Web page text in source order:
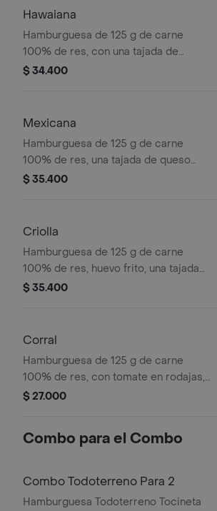
Hawaiana
Hamburguesa de 125 g de carne
100% de res, con una tajada de
queso tipo mozzarella, piña, lechuga,
$ 34.400
Mexicana
Hamburguesa de 125 g de carne
100% de res, una tajada de queso
tipo mozzarella, guacamole, fríjol
$ 35.400
Criolla
Hamburguesa de 125 g de carne
100% de res, huevo frito, una tajada
de queso tipo mozzarella, cebolla
$ 35.400
Corral
Hamburguesa de 125 g de carne
100% de res, con tomate en rodajas,
cebolla en rodajas, lechuga, salsa
$ 27.000
Combo para el Combo
Combo Todoterreno Para 2
Hamburguesa Todoterreno Tocineta